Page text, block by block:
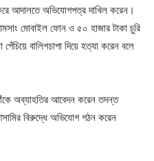
আদালতে অভিযোগপত্র দাখিল করেন।
মোবাইল ফোন ও ৫০ হাজার টাকা চুরি
বালিশচাপা দিয়ে হত্যা করেন বলে
অব্যাহতির আবেদন করেন তদন্ত
বিরুদ্ধে অভিযোগ গঠন করেন